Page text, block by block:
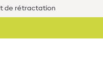
de rétractation